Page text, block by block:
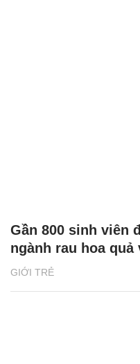
GIỚI TRẺ
Gần 800 sinh viên
ngành rau hoa quả